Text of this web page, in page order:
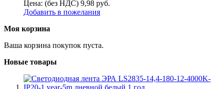
Цена: (без НДС) 9,98 руб.
Добавить в пожелания
Моя корзина
Ваша корзина покупок пуста.
Новые товары